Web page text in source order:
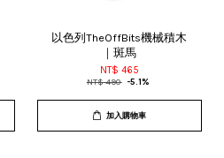
以色列TheOffBits機械積木
｜斑馬
NT$ 465
NT$ 490 -5.1%
加入購物車